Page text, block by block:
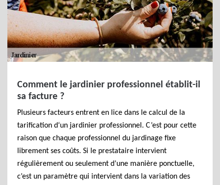
Comment le jardinier professionnel établit-il
sa facture ?
Plusieurs facteurs entrent en lice dans le calcul de la
tarification d‘un jardinier professionnel. C’est pour cette
raison que chaque professionnel du jardinage fixe
librement ses coûts. Si le prestataire intervient
régulièrement ou seulement d’une manière ponctuelle,
c’est un paramètre qui intervient dans la variation des